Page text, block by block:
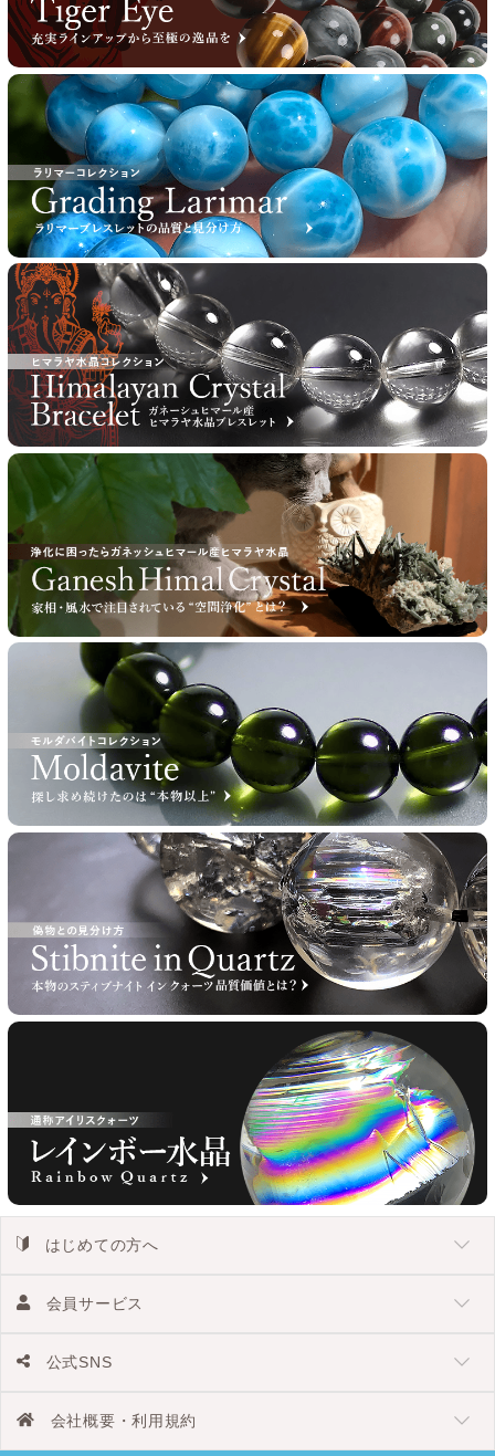
はじめての方へ
会員サービス
公式SNS
会社概要・利用規約